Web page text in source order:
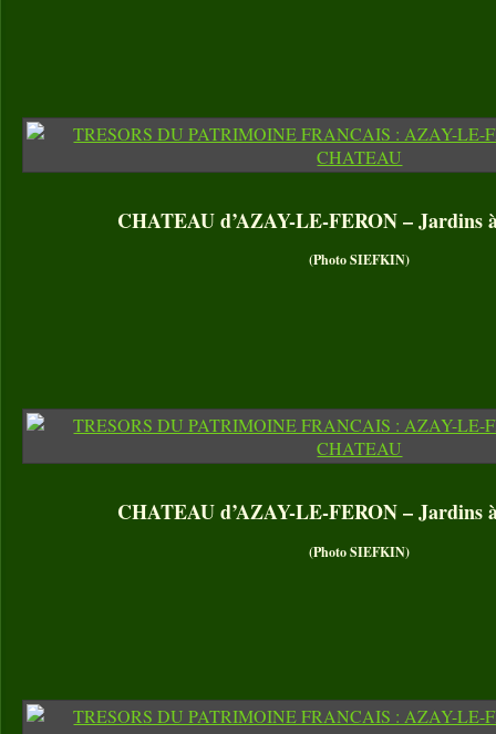
CHATEAU d’AZAY-LE-FERON – Jardins
(Photo SIEFKIN)
CHATEAU d’AZAY-LE-FERON – Jardins
(Photo SIEFKIN)